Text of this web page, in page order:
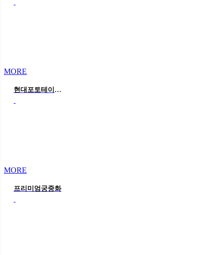
MORE
현대포토테이블&미니포토존
MORE
프리미엄궁중화